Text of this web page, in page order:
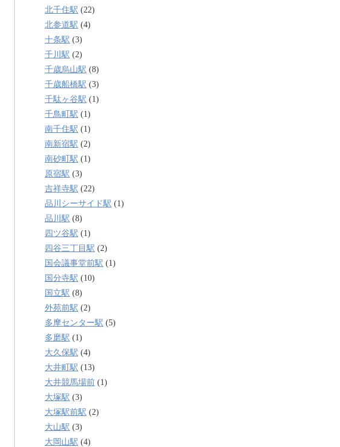
北千住駅 (22)
北参道駅 (4)
十条駅 (3)
千川駅 (2)
千歳烏山駅 (8)
千歳船橋駅 (3)
千駄ヶ谷駅 (1)
千鳥町駅 (1)
南千住駅 (1)
南新宿駅 (2)
南砂町駅 (1)
原宿駅 (3)
吉祥寺駅 (22)
品川シーサイド駅 (1)
品川駅 (8)
四ツ谷駅 (1)
四谷三丁目駅 (2)
国会議事堂前駅 (1)
国分寺駅 (10)
国立駅 (8)
外苑前駅 (2)
多摩センター駅 (5)
多磨駅 (1)
大久保駅 (4)
大井町駅 (13)
大井競馬場前 (1)
大塚駅 (3)
大塚駅前駅 (2)
大山駅 (3)
大岡山駅 (4)